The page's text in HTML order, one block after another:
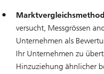
versucht, Messgrössen
Unternehmen als
Ihr Unternehmen zu
Hinzuziehung ähnlicher